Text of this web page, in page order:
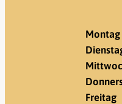
Montag
Freitag